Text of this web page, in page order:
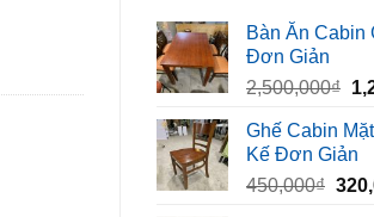
Bàn Ăn Cabin
Đơn Giản
2,500,000₫
là:
Ghế Cabin
Kế Đơn Giản
450,000₫ Giá